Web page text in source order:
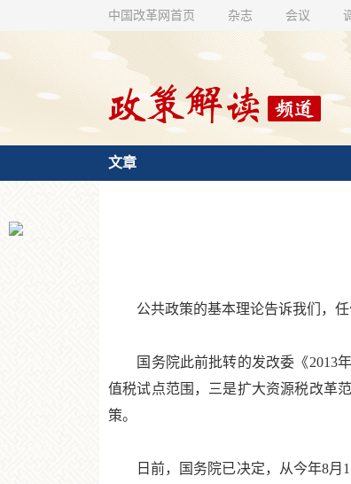
中国改革网首页 杂志 会议
文章
公共政策的基本理论告诉我们，任
国务院此前批转的发改委《2013年
值税试点范围，三是扩大资源税改革
策。
日前，国务院已决定，从今年8月1